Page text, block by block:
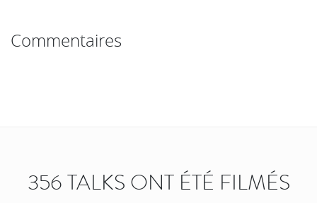
Commentaires
356 TALKS ONT ÉTÉ FILMÉS